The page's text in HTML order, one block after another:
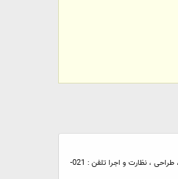
شرکت مهندسی آرین پاراکس با بیش از 10 سال سابقه در #طراحی_معماری ارایه دهنده ی خدمات زیر: طراحی ویلا بازسازی ساختمان طراحی نقشه ساختمان طراحی دکوراسیون داخلی محاسبات برق،مکانیک و سازه مشاوره ، طراحی ‌‌‌‌‌‌، نظارت و اجرا تلفن : 021-